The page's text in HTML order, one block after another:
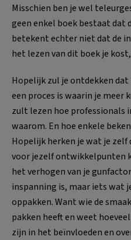
Misschien ben je wel
geen enkel boek bestaat dat
betekent echter niet dat de
het lezen van dit boek je
Hopelijk zul je ontdekken
een proces is waarin je meer
zult lezen hoe professionals
waarom. En hoe enkele
Hopelijk herken je wat je
voor jezelf ontwikkelpunten
het verhogen van je
inspanning is, maar iets wat
oppakken. Want wie de
pakken heeft en weet
zijn in het beïnvloeden en